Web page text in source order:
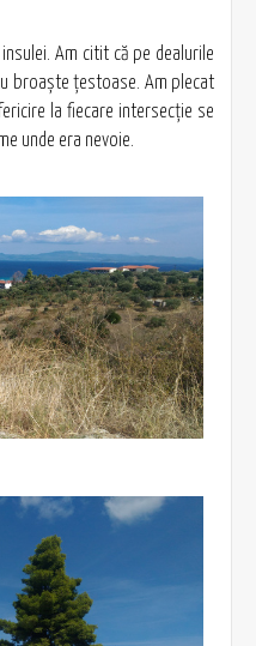
Am citit că pe dealurile
broaşte ţestoase. Am plecat
la fiecare intersecţie se
unde era nevoie.